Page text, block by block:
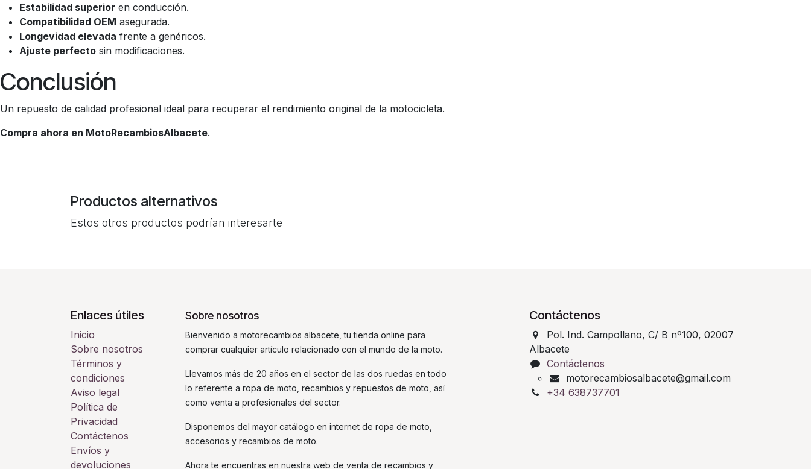
Estabilidad superior en conducción.
Compatibilidad OEM asegurada.
Longevidad elevada frente a genéricos.
Ajuste perfecto sin modificaciones.
Conclusión
Un repuesto de calidad profesional ideal para recuperar el rendimiento original de la motocicleta.
Compra ahora en MotoRecambiosAlbacete.
Productos alternativos
Estos otros productos podrían interesarte
Enlaces útiles
Inicio
Sobre nosotros
Términos y
condiciones
Aviso legal
Política de
Privacidad
Contáctenos
Envíos y
devoluciones
Sobre nosotros
Bienvenido a motorecambios albacete, tu tienda online para
comprar cualquier artículo relacionado con el mundo de la moto.
Llevamos más de 20 años en el sector de las dos ruedas en todo
lo referente a ropa de moto, recambios y repuestos de moto, así
como venta a profesionales del sector.
Disponemos del mayor catálogo en internet de ropa de moto,
accesorios y recambios de moto.
Ahora te encuentras en nuestra web de venta de recambios y
Contáctenos
Pol. Ind. Campollano, C/ B nº100, 02007
Albacete
Contáctenos
motorecambiosalbacete@gmail.com
+34 638737701